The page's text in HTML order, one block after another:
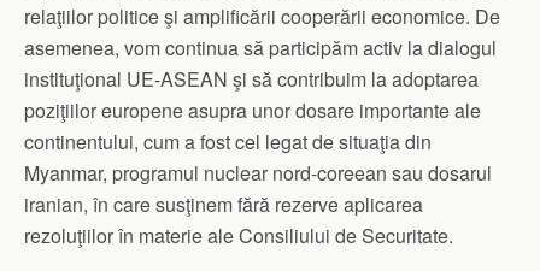
relaţiilor politice şi amplificării cooperării economice. De
asemenea, vom continua să participăm activ la dialogul
instituţional UE-ASEAN şi să contribuim la adoptarea
poziţiilor europene asupra unor dosare importante ale
continentului, cum a fost cel legat de situaţia din
Myanmar, programul nuclear nord-coreean sau dosarul
iranian, în care susţinem fără rezerve aplicarea
rezoluţiilor în materie ale Consiliului de Securitate.